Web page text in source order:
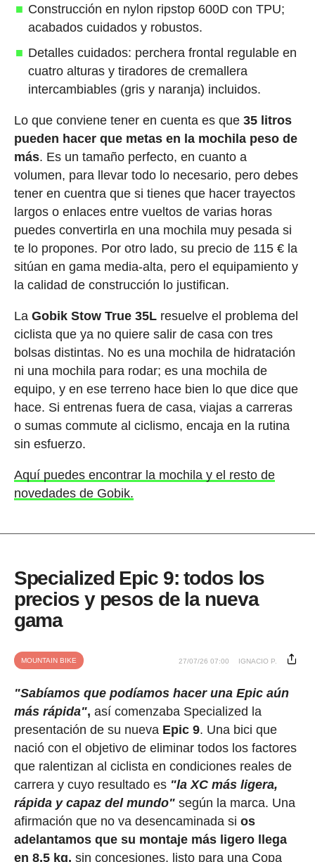
Construcción en nylon ripstop 600D con TPU;
acabados cuidados y robustos.
Detalles cuidados: perchera frontal regulable en
cuatro alturas y tiradores de cremallera
intercambiables (gris y naranja) incluidos.
Lo que conviene tener en cuenta es que 35 litros
pueden hacer que metas en la mochila peso de
más. Es un tamaño perfecto, en cuanto a
volumen, para llevar todo lo necesario, pero debes
tener en cuentra que si tienes que hacer trayectos
largos o enlaces entre vueltos de varias horas
puedes convertirla en una mochila muy pesada si
te lo propones. Por otro lado, su precio de 115 € la
sitúan en gama media-alta, pero el equipamiento y
la calidad de construcción lo justifican.
La Gobik Stow True 35Lresuelve el problema del
ciclista que ya no quiere salir de casa con tres
bolsas distintas. No es una mochila de hidratación
ni una mochila para rodar; es una mochila de
equipo, y en ese terreno hace bien lo que dice que
hace. Si entrenas fuera de casa, viajas a carreras
o sumas commute al ciclismo, encaja en la rutina
sin esfuerzo.
Aquí puedes encontrar la mochila y el resto de
novedades de Gobik.
Specialized Epic 9: todos los
precios y pesos de la nueva
gama
MOUNTAIN BIKE 27/07/26 07:00 IGNACIO P.
"Sabíamos que podíamos hacer una Epic aún
más rápida", así comenzaba Specialized la
presentación de su nueva Epic 9. Una bici que
nació con el objetivo de eliminar todos los factores
que ralentizan al ciclista en condiciones reales de
carrera y cuyo resultado es "la XC más ligera,
rápida y capaz del mundo" según la marca. Una
afirmación que no va desencaminada si os
adelantamos que su montaje más ligero llega
en 8,5 kg, sin concesiones, listo para una Copa